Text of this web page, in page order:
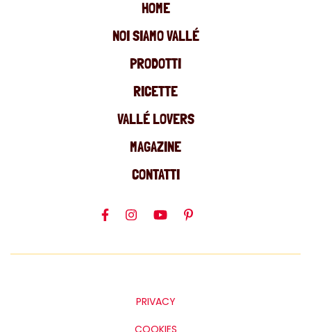
HOME
NOI SIAMO VALLÉ
PRODOTTI
RICETTE
VALLÉ LOVERS
MAGAZINE
CONTATTI
PRIVACY
COOKIES